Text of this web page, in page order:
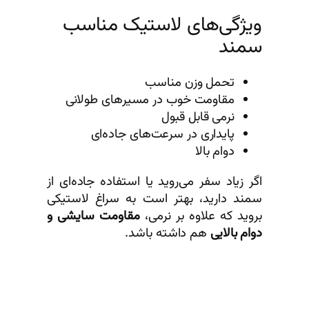
ویژگی‌های لاستیک مناسب
سمند
تحمل وزن مناسب
مقاومت خوب در مسیرهای طولانی
نرمی قابل قبول
پایداری در سرعت‌های جاده‌ای
دوام بالا
اگر زیاد سفر می‌روید یا استفاده جاده‌ای از
سمند دارید، بهتر است به سراغ لاستیکی
بروید که علاوه بر نرمی،مقاومت سایشی و
دوام بالایی هم داشته باشد.